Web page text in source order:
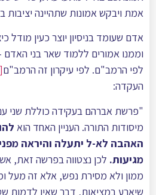
אמת ויבקש אמונות שתהיינה יציבות
אדם שעומד בניסיון יוצר כעין מודל
וממנו אמורים ללמוד שאר בני האדם
לפי הרמב"ם. לפי עיקרון זה הרמב"ם[16]
העקדה:
"פרשת אברהם בעקידה כוללת שני
מיסודות התורה. העניין האחד הוא
האהבה לא-ל יתעלה והיראה
מגיעות. לכן נצטווה בפרשה זאת,
ממון ולא מסירת נפש, אלא זה מעל
שיארע במציאות, דבר שאין לדמות